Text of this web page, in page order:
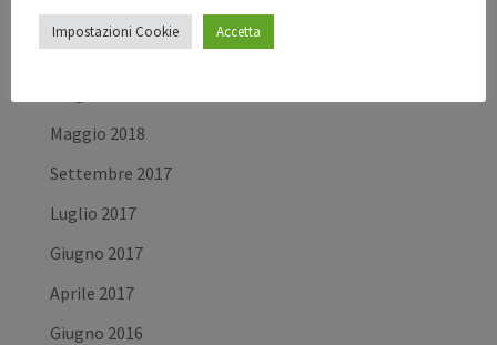
Settembre 2018
Luglio 2018
Maggio 2018
Settembre 2017
Luglio 2017
Giugno 2017
Aprile 2017
Giugno 2016
Impostazioni Cookie Accetta